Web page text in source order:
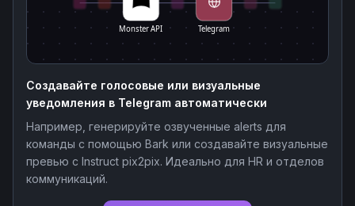
Monster API Telegram
Создавайте голосовые или визуальные
уведомления в Telegram автоматически
Например, генерируйте озвученные alerts для
команды с помощью Bark или создавайте визуальные
превью с Instruct pix2pix. Идеально для HR и отделов
коммуникаций.